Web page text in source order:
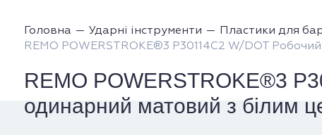
Головна Ударні інструменти Пластики для
REMO POWERSTROKE®3 P30114C2 W/DOT
REMO POWERSTROKE®3
одинарний матовий з білим